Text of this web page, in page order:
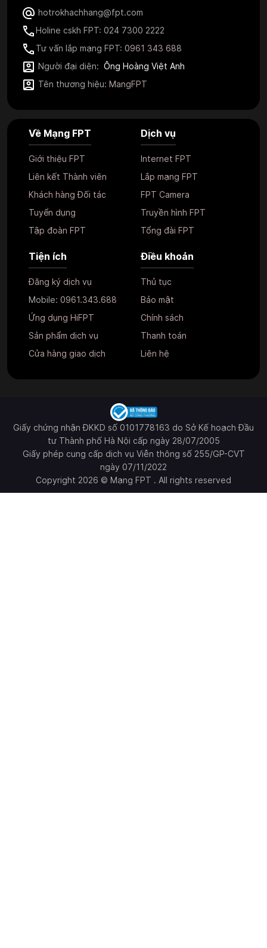
hotrokhachhang@fpt.com
Holine cskh FPT: 024 7300 2222
Tư vấn lắp mạng FPT: 0961 343 688
Người đại diện: Ông Hoàng Việt Anh
Tên thương hiệu: MangFPT
Về Mạng FPT
Giới thiệu FPT
Liên kết Thành viên
Khách hàng Đối tác
Tuyển dụng
Tập đoàn FPT
Dịch vụ
Internet FPT
Lắp mạng FPT
FPT Camera
Truyền hình FPT
Tổng đài FPT
Tiện ích
Đăng ký dịch vụ
Mobile: 0961.343.688
Ứng dụng HiFPT
Sản phẩm dịch vụ
Cửa hàng giao dịch
Điều khoản
Thủ tục
Bảo mật
Chính sách
Thanh toán
Liên hệ
Giấy chứng nhận ĐKKD số 0101778163 do Sở Kế hoạch Đầu
tư Thành phố Hà Nội cấp ngày 28/07/2005
Giấy phép cung cấp dịch vụ Viễn thông số 255/GP-CVT
ngày 07/11/2022
Copyright 2026 © Mạng FPT . All rights reserved